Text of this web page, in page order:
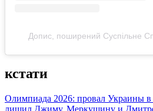
Допис, поширений Суспільне
кстати
Олимпиада 2026: провал Украины в